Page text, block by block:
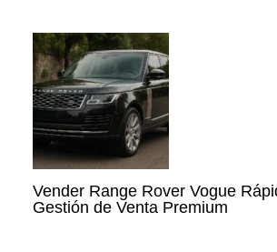
Vender Range Rover Vogue
Gestión de Venta Premium